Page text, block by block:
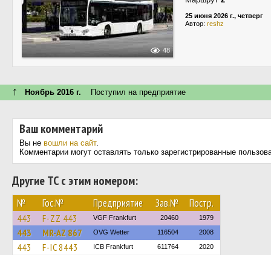
48
25 июня 2026 г., четверг
Автор: reshz
↑ Ноябрь 2016 г. Поступил на предприятие
Ваш комментарий
Вы не вошли на сайт.
Комментарии могут оставлять только зарегистрированные
Другие ТС с этим номером:
№ Гос.№ Предприятие Зав.№ Постр.
443 F-ZZ 443 VGF Frankfurt 20460 1979
443 MR-AZ 867 OVG Wetter 116504 2008
443 F-IC 8443 ICB Frankfurt 611764 2020